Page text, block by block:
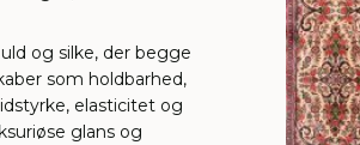
og silke, der begge
som holdbarhed,
elasticitet og
glans og